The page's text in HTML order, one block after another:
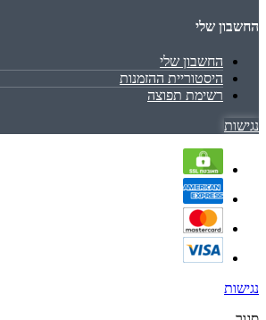
החשבון שלי
החשבון שלי
היסטוריית ההזמנות
רשימת תפוצה
נגישות
נגישות